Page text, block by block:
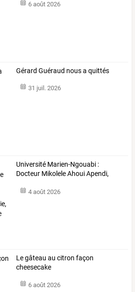
6 août 2026
Gérard Guéraud nous a quittés
31 juil. 2026
Université Marien-Ngouabi :
Docteur MikoleleAhouiApendi,
4 août 2026
Le gâteau au citron façon
cheesecake
6 août 2026